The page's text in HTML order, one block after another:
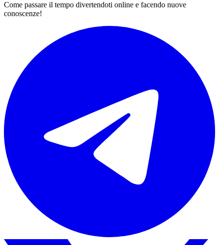
Come passare il tempo divertendoti online e facendo nuove
conoscenze!